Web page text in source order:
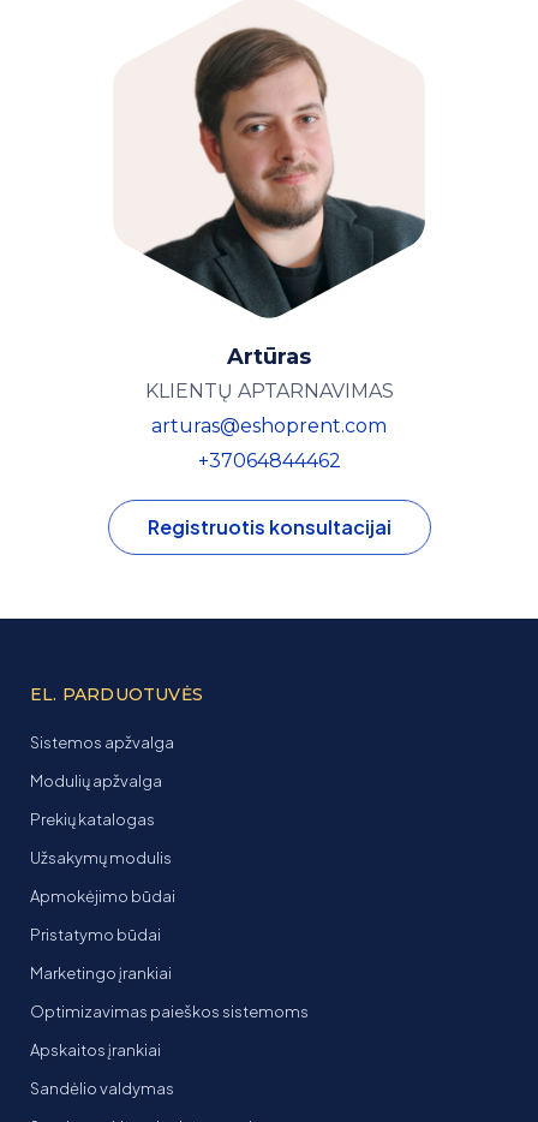
Artūras
KLIENTŲ APTARNAVIMAS
arturas@eshoprent.com
+37064844462
Registruotis konsultacijai
EL. PARDUOTUVĖS
Sistemos apžvalga
Modulių apžvalga
Prekių katalogas
Užsakymų modulis
Apmokėjimo būdai
Pristatymo būdai
Marketingo įrankiai
Optimizavimas paieškos sistemoms
Apskaitos įrankiai
Sandėlio valdymas